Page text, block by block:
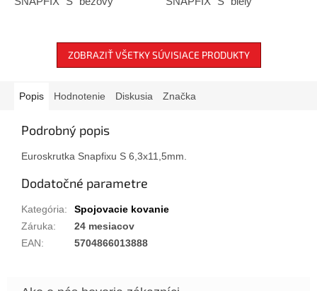
ZOBRAZIŤ VŠETKY SÚVISIACE PRODUKTY
Popis Hodnotenie Diskusia Značka
Podrobný popis
Euroskrutka Snapfixu S 6,3x11,5mm.
Dodatočné parametre
Kategória:
Spojovacie kovanie
Záruka:
24 mesiacov
EAN: 5704866013888